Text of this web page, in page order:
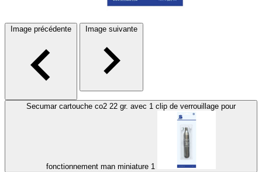
Image précédente Image suivante
Secumar cartouche co2 22 gr. avec 1 clip de verrouillage pour
fonctionnement man miniature 1